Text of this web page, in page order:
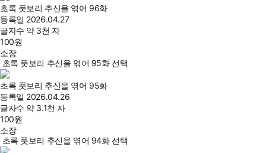
초록 풋보리 추신을 엮어 96화
등록일 2026.04.27
글자수 약 3천 자
100원
소장
초록 풋보리 추신을 엮어 95화 선택
초록 풋보리 추신을 엮어 95화
등록일 2026.04.26
글자수 약 3.1천 자
100원
소장
초록 풋보리 추신을 엮어 94화 선택